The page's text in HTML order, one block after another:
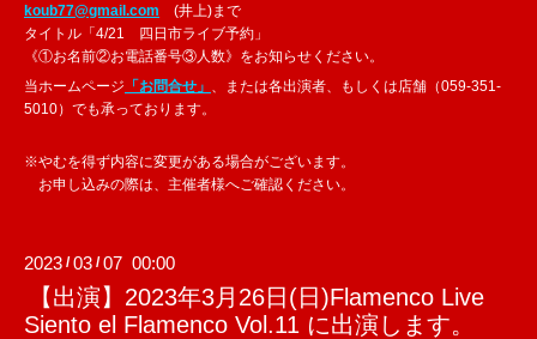
koub77@gmail.com
(井上)まで
タイトル「4/21 四日市ライブ予約」
《①お名前②お電話番号③人数》をお知らせください。
当ホームページ 「お問合せ」
、または各出演者、もしくは店舗（059-351-
5010）でも承っております。
※やむを得ず内容に変更がある場合がございます。
お申し込みの際は、主催者様へご確認ください。
2023 /03 /07 00:00
【出演】2023年3月26日(日)Flamenco Live
Siento el Flamenco Vol.11 に出演します。